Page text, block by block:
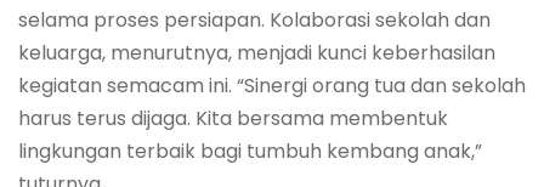
selama proses persiapan. Kolaborasi sekolah dan
keluarga, menurutnya, menjadi kunci keberhasilan
kegiatan semacam ini. “Sinergi orang tua dan sekolah
harus terus dijaga. Kita bersama membentuk
lingkungan terbaik bagi tumbuh kembang anak,”